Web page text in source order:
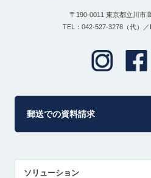
〒190-0011 東京都立川市
TEL：042-527-3278（代）
郵送での資料請求
ソリューション